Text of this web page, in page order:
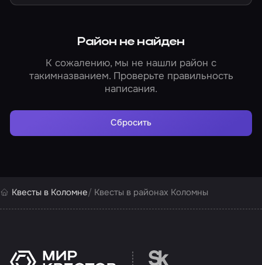
Район не найден
К сожалению, мы не нашли район с
такимназванием. Проверьте правильность
написания.
Сбросить
Квесты в Коломне Квесты в районах Коломны
Перейти на сайт